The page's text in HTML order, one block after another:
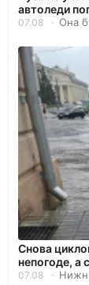
автоледи
07.08 Она
Снова
непогоде, а
07.08